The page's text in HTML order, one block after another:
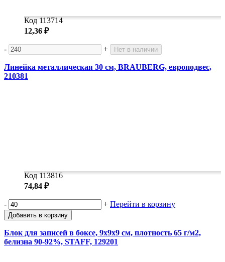
Код 113714
12,36 ₽
- + Нет в наличии
Линейка металлическая 30 см, BRAUBERG, европодвес,
210381
Код 113816
74,84 ₽
- + Перейти в корзину
Добавить в корзину
Блок для записей в боксе, 9х9х9 см, плотность 65 г/м2,
белизна 90-92%, STAFF, 129201